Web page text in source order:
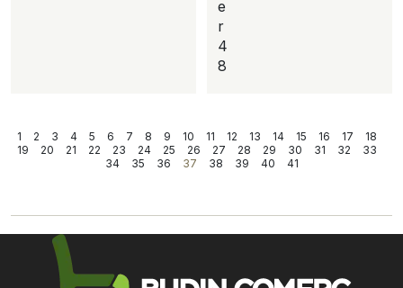
e
r
4
8
1 2 3 4 5 6 7 8 9 10 11 12 13 14 15 16 17
18
19
20 21 22 23 24 25 26 27 28 29 30 31 32
33
34
35 36 37 38 39 40 41